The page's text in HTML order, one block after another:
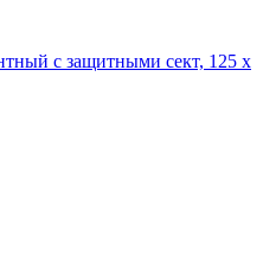
с защитными сект, 125 х